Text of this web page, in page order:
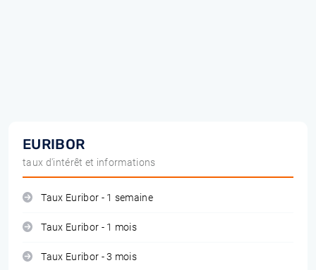
EURIBOR
taux d'intérêt et informations
Taux Euribor - 1 semaine
Taux Euribor - 1 mois
Taux Euribor - 3 mois